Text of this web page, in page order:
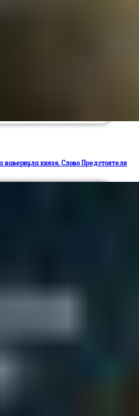
навернула князя. Слово Предстоятеля